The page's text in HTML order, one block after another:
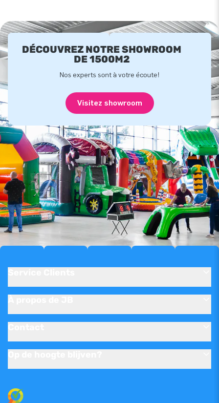
DÉCOUVREZ NOTRE SHOWROOM
DE 1500M2
Nos experts sont à votre écoute!
Visitez showroom